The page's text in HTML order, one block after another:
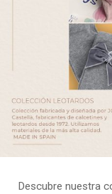
Descubre nuestra